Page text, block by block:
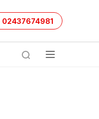
02437674981